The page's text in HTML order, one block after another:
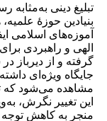
تبلیغ دینی
بنیادین حوزۀ
آموزه‌های اسلامی
الهی و راهبردی
گرفته و از دیرباز
جایگاه ویژه‌ای
مشاهده می‌شود که
این تغییر نگرش،
منجر به کاهش توجه